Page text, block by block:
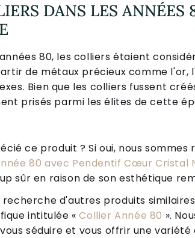
DANS LES
80, les colliers étaient
de métaux précieux comme
Bien que les colliers fussent
prisés parmi les élites de cette
ce produit ? Si oui, nous
80 avec Pendentif Cœur Cristal
sûr en raison de son esthétique
recherche d'autres produits
intitulée «Collier Année 80 ».
séduire et vous offrir une